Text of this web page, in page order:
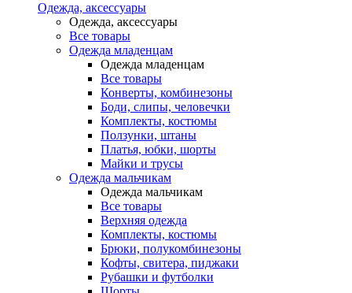
Одежда, аксессуары
Одежда, аксессуары
Все товары
Одежда младенцам
Одежда младенцам
Все товары
Конверты, комбинезоны
Боди, слипы, человечки
Комплекты, костюмы
Ползунки, штаны
Платья, юбки, шорты
Майки и трусы
Одежда мальчикам
Одежда мальчикам
Все товары
Верхняя одежда
Комплекты, костюмы
Брюки, полукомбинезоны
Кофты, свитера, пиджаки
Рубашки и футболки